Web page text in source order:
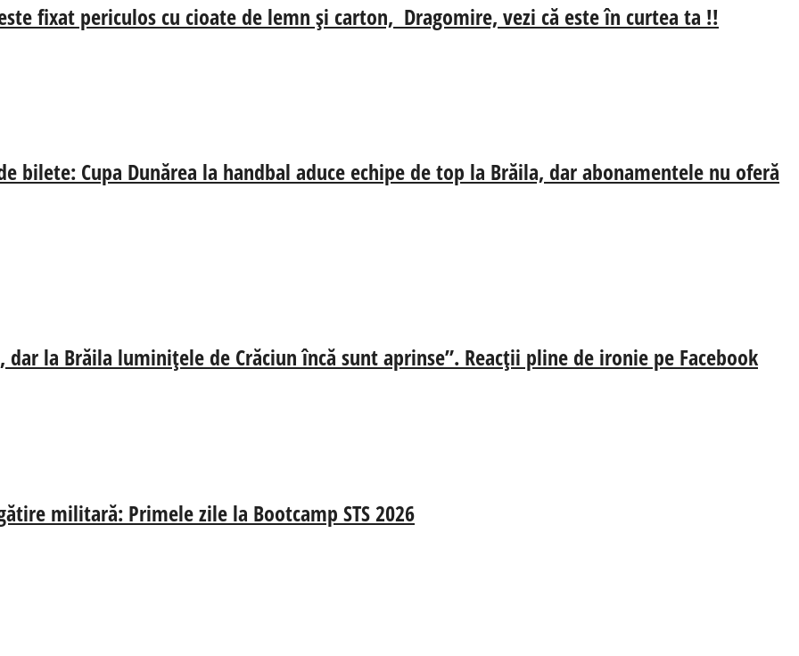
fixat periculos cu cioate de lemn și carton, Dragomire, vezi că este în curtea ta !!
bilete: Cupa Dunărea la handbal aduce echipe de top la Brăila, dar abonamentele nu oferă
dar la Brăila luminițele de Crăciun încă sunt aprinse”. Reacții pline de ironie pe Facebook
militară: Primele zile la Bootcamp STS 2026